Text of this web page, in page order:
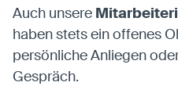
Auch unsere
haben stets ein offenes
persönliche Anliegen
Gespräch.